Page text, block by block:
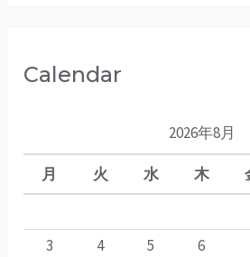
Calendar
2026年8月
月 火 水 木
3
4 5 6